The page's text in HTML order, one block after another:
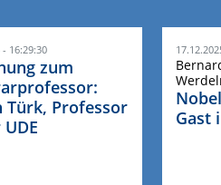
- 16:29:30
zum
Türk, Professor
Gast